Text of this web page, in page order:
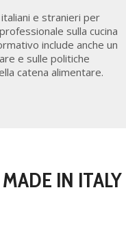
e stranieri per
sulla cucina
include anche un
e sulle politiche
catena alimentare.
IN ITALY